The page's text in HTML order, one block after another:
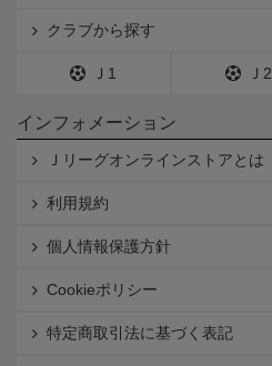
クラブから探す
Ｊ1 Ｊ2
インフォメーション
Ｊリーグオンラインストアとは
利用規約
個人情報保護方針
Cookieポリシー
特定商取引法に基づく表記